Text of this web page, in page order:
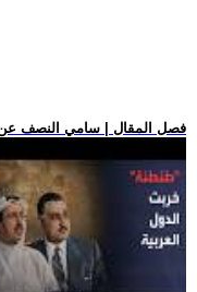
.. فصل المقال | سامي النصف عن